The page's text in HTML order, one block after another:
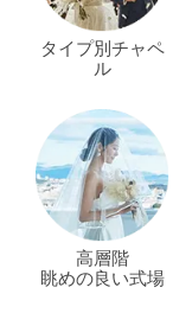
タイプ別チャペ
ル
高層階
眺めの良い式場